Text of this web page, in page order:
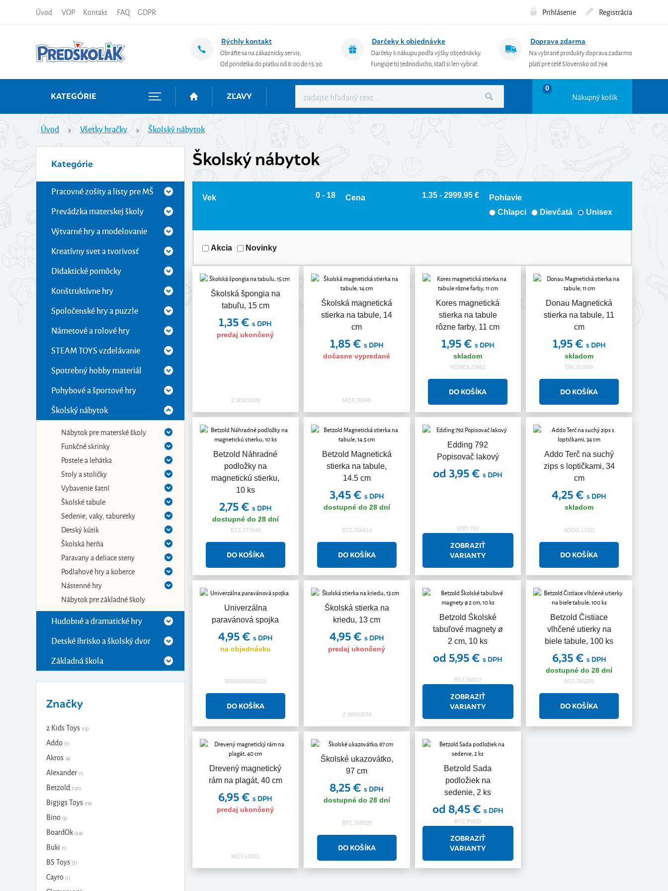
Úvod VOP Kontakt FAQ GDPR Prihlásenie Registrácia
Rýchly kontakt
Obráťte sa na zákaznícky servis,
Od pondelka do piatku od 8:00 do 15:30
Darčeky k objednávke
Darčeky k nákupu podľa výšky objednávky.
Funguje to jednoducho, stačí si len vybrať.
Doprava zdarma
Na vybrané produkty doprava zadarmo
platí pre celé Slovensko od 79€
KATEGÓRIE ZĽAVY
0
Nákupný košík
Úvod Všetky hračky Školský nábytok
Kategórie
Pracovné zošity a listy pre MŠ
Prevádzka materskej školy
Výtvarné hry a modelovanie
Kreatívny svet a tvorivosť
Didaktické pomôcky
Konštruktívne hry
Spoločenské hry a puzzle
Námetové a rolové hry
STEAM TOYS vzdelávanie
Spotrebný hobby materiál
Pohybové a športové hry
Školský nábytok
Nábytok pre materské školy
Funkčné skrinky
Postele a lehátka
Stoly a stoličky
Vybavenie šatní
Školské tabule
Sedenie, vaky, taburetky
Detský kútik
Školská herňa
Paravany a deliace steny
Podlahové hry a koberce
Nástenné hry
Nábytok pre základné školy
Hudobné a dramatické hry
Detské ihrisko a školský dvor
Základná škola
Značky
2 Kids Toys (13)
Addo (1)
Akros (4)
Alexander (1)
Betzold (121)
Bigjigs Toys (16)
Bino (3)
BoardOk (54)
Buki (1)
BS Toys (7)
Cayro (1)
Školský nábytok
Vek 0 - 18 Cena 1.35 - 2999.95 €
Pohlavie
Chlapci
Dievčatá Unisex
Akcia Novinky
Školská špongia na
tabuľu, 15 cm
1,35 €s DPH
predaj ukončený
Z.90500005
Školská magnetická
stierka na tabule, 14
cm
1,85 € s DPH
dočasne vypredané
MQT.39249
Kores magnetická
stierka na tabule
rôzne farby, 11 cm
1,95 € s DPH
skladom
KORES.20861
Donau Magnetická
stierka na tabule, 11
cm
1,95 € s DPH
skladom
DN.763899
Betzold Náhradné
podložky na
magnetickú stierku,
10 ks
2,75 € s DPH
dostupné do 28 dní
BTZ.077648
Betzold Magnetická
stierka na tabule,
14.5 cm
3,45 € s DPH
dostupné do 28 dní
BTZ.756414
Edding 792
Popisovač lakový
od 3,95 €s DPH
EDD.792
ZOBRAZIŤ
VARIANTY
Addo Terč na suchý
zips s loptičkami, 34
cm
4,25 €s DPH
skladom
ADDO.17111
Univerzálna
paravánová spojka
4,95 € s DPH
na objednávku
95000000000103
Školská stierka na
kriedu, 13 cm
4,95 € s DPH
predaj ukončený
Z.90500079
Betzold Školské
tabuľové magnety ø
2 cm, 10 ks
od 5,95 €s DPH
BTZ.MAG2
ZOBRAZIŤ
VARIANTY
Betzold Čistiace
vlhčené utierky na
biele tabule, 100 ks
6,35 € s DPH
dostupné do 28 dní
BTZ.756269
Drevený magnetický
rám na plagát, 40 cm
6,95 €s DPH
predaj ukončený
MQT.L0001
Školské ukazovátko,
97 cm
8,25 €s DPH
dostupné do 28 dní
BTZ.768526
Betzold Sada
podložiek na
sedenie, 2 ks
od 8,45 € s DPH
BTZ.PSED
ZOBRAZIŤ
VARIANTY